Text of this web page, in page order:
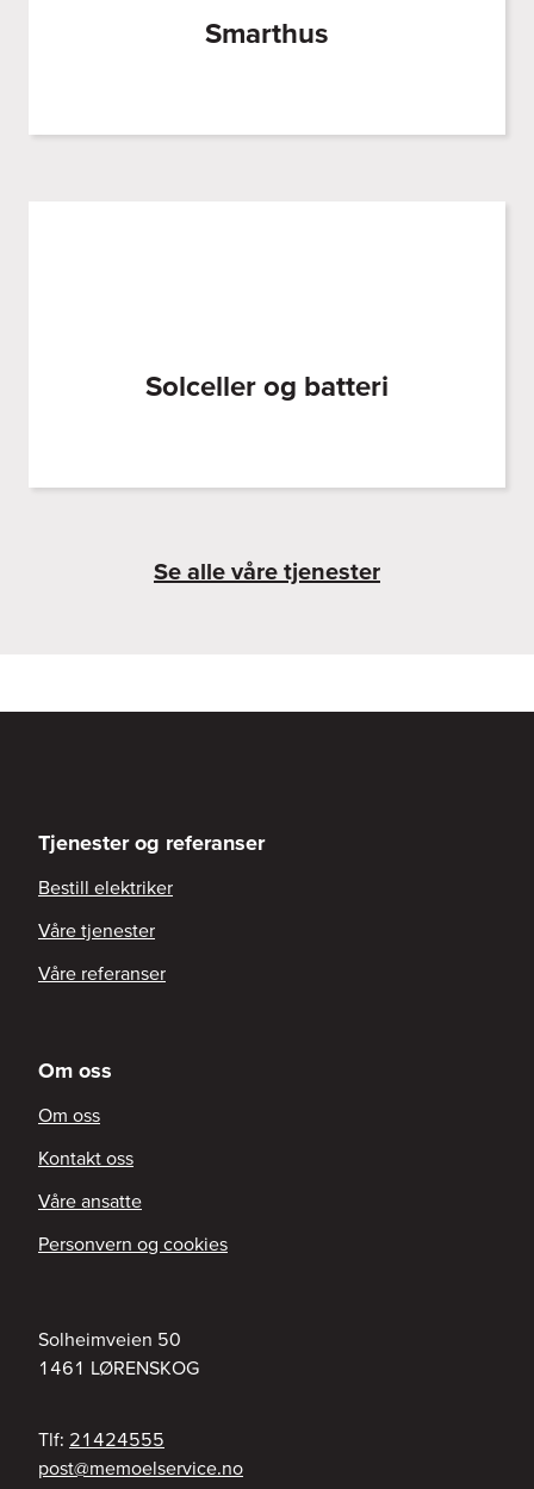
Smarthus
Solceller og batteri
Se alle våre tjenester
Solheimveien 50
1461 LØRENSKOG
Tlf: 21424555
on.ecivresleomem@tsop
Tjenester og referanser
Bestill elektriker
Våre tjenester
Våre referanser
Om oss
Om oss
Kontakt oss
Våre ansatte
Personvern og cookies